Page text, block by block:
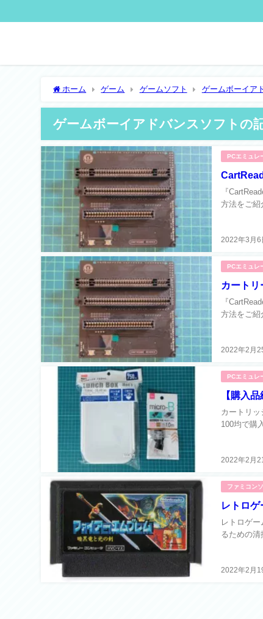
ホーム ゲーム ゲームソフト ゲームボーイア
ゲームボーイアドバンスソフトの
PCエミュレ
2022年3月6
『
方法をご紹
PCエミュレ
カート
2022年2月
『
方法をご紹
PCエミュレ
【購入
2022年2月
カートリ
100均で購
ファミコン
レトロ
2022年2月
レトロゲ
るための清